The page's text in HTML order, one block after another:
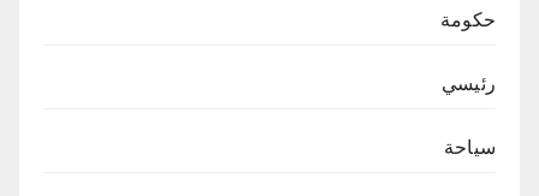
حكومة
رئيسي
سياحة